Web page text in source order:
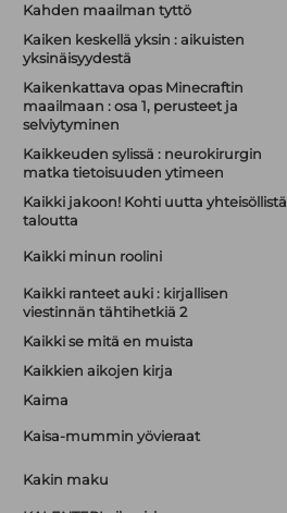
Kahden maailman tyttö
Kaiken keskellä yksin : aikuisten
yksinäisyydestä
Kaikenkattava opas Minecraftin
maailmaan : osa 1, perusteet ja
selviytyminen
Kaikkeuden sylissä : neurokirurgin
matka tietoisuuden ytimeen
Kaikki jakoon! Kohti uutta yhteisöllistä
taloutta
Kaikki minun roolini
Kaikki ranteet auki : kirjallisen
viestinnän tähtihetkiä 2
Kaikki se mitä en muista
Kaikkien aikojen kirja
Kaima
Kaisa-mummin yövieraat
Kakin maku